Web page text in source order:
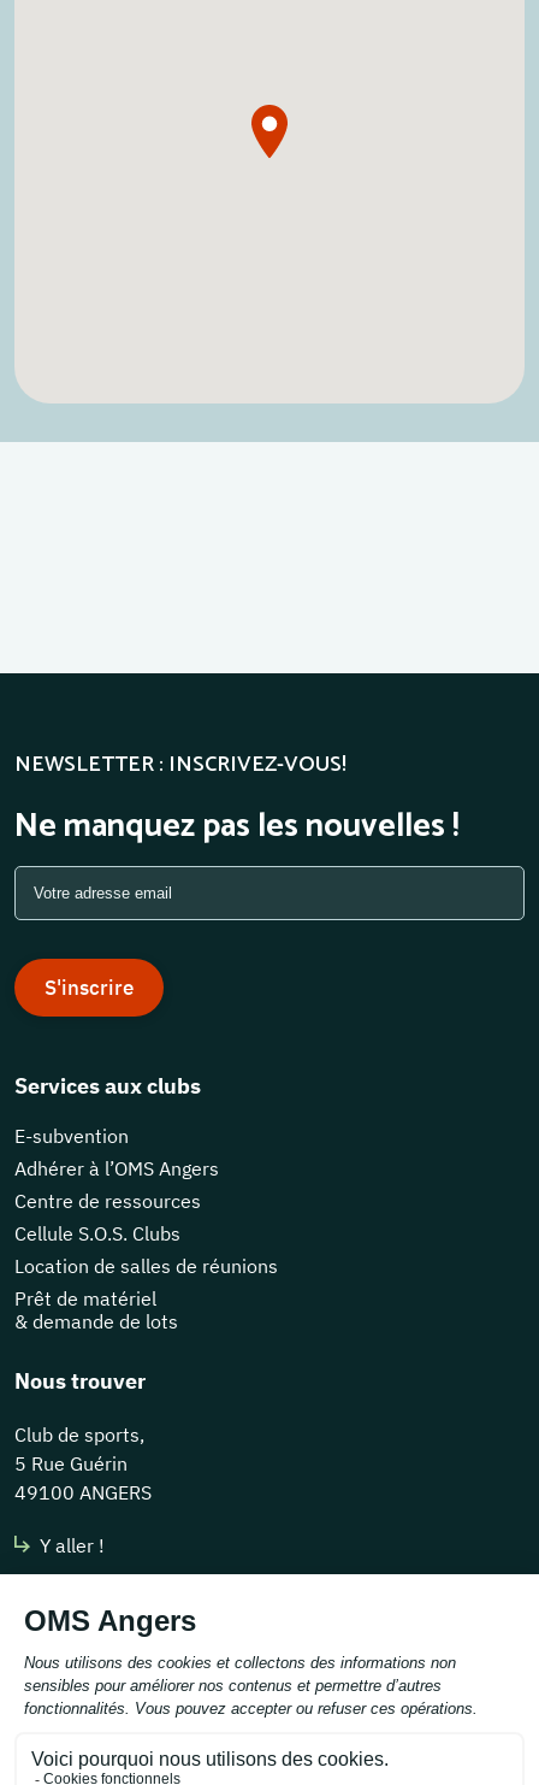
NEWSLETTER : INSCRIVEZ-VOUS!
Ne manquez pas les nouvelles !
S'inscrire
Services aux clubs
E-subvention
Adhérer à l’OMS Angers
Centre de ressources
Cellule S.O.S. Clubs
Location de salles de réunions
Prêt de matériel
& demande de lots
Nous trouver
Club de sports,
5 Rue Guérin
49100 ANGERS
Y aller !
Nous contacter
contact@omsangers.org
Tél :02 41 43 30 85